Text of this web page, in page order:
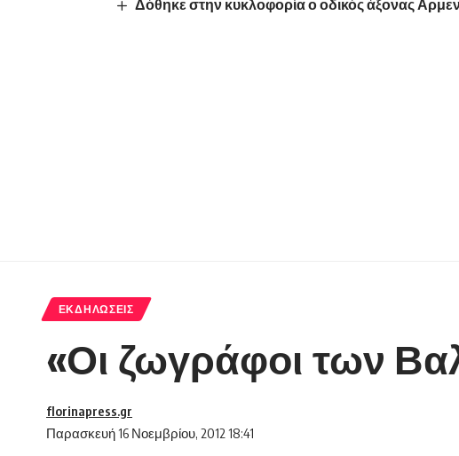
Δόθηκε στην κυκλοφορία ο οδικός άξονας
ΕΚΔΗΛΏΣΕΙΣ
«Οι ζωγράφοι των
Παρασκευή 16 Νοεμβρίου, 2012 18:41
florinapress.gr